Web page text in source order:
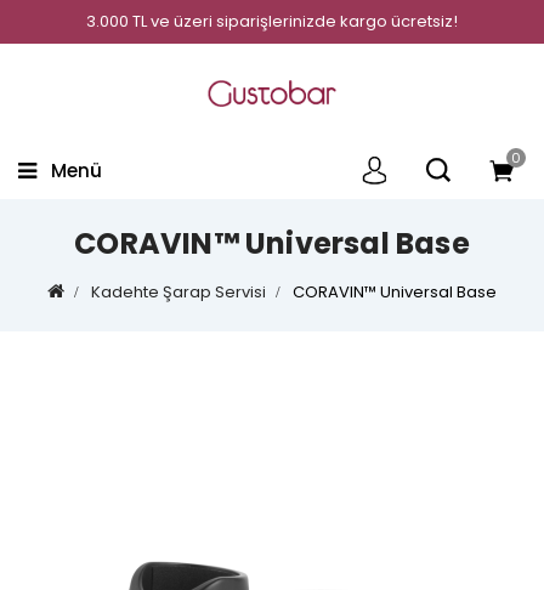
3.000 TL ve üzeri siparişlerinizde kargo ücretsiz!
0
Menü
CORAVIN™ Universal Base
Kadehte Şarap Servisi CORAVIN™ Universal Base